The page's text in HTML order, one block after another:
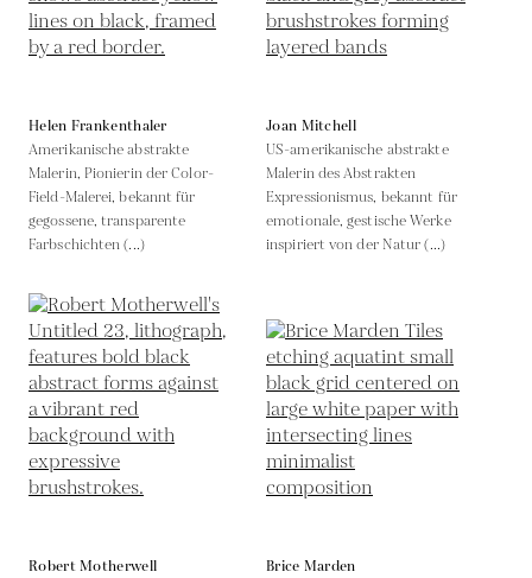
Helen Frankenthaler
Amerikanische abstrakte
Malerin, Pionierin der Color-
Field-Malerei, bekannt für
gegossene, transparente
Farbschichten (...)
Joan Mitchell
US-amerikanische abstrakte
Malerin des Abstrakten
Expressionismus, bekannt für
emotionale, gestische Werke
inspiriert von der Natur (...)
Robert Motherwell
Brice Marden